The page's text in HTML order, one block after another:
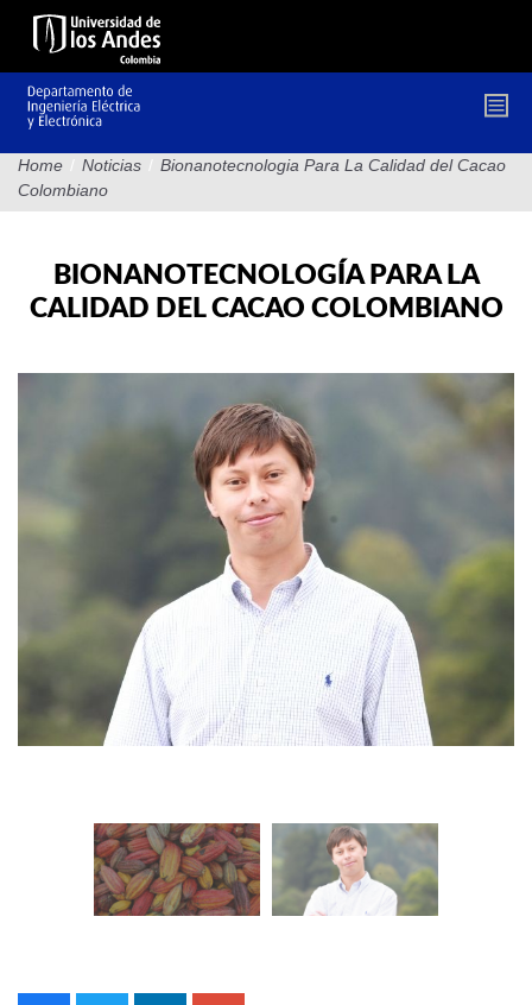
Pasar
contenido
principal
Home / Noticias / Bionanotecnologia Para La Calidad del Cacao
Colombiano
BIONANOTECNOLOGÍA PARA LA
CALIDAD DEL CACAO COLOMBIANO